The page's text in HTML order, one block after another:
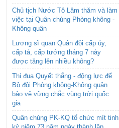
Chủ tịch Nước Tô Lâm thăm và làm
việc tại Quân chủng Phòng không -
Không quân
Lương sĩ quan Quân đội cấp úy,
cấp tá, cấp tướng tháng 7 này
được tăng lên nhiều không?
Thi đua Quyết thắng - động lực để
Bộ đội Phòng không-Không quân
bảo vệ vững chắc vùng trời quốc
gia
Quân chủng PK-KQ tổ chức mít tinh